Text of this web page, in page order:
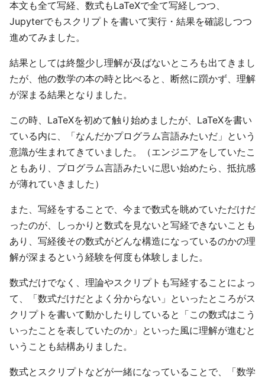
本文も全て写経、数式もLaTeXで全て写経しつつ、
Jupyterでもスクリプトを書いて実行・結果を確認しつつ
進めてみました。
結果としては終盤少し理解が及ばないところも出てきまし
たが、他の数学の本の時と比べると、断然に躓かず、理解
が深まる結果となりました。
この時、LaTeXを初めて触り始めましたが、LaTeXを書い
ている内に、「なんだかプログラム言語みたいだ」という
意識が生まれてきていました。（エンジニアをしていたこ
ともあり、プログラム言語みたいに思い始めたら、抵抗感
が薄れていきました）
また、写経をすることで、今まで数式を眺めていただけだ
ったのが、しっかりと数式を見ないと写経できないことも
あり、写経後その数式がどんな構造になっているのかの理
解が深まるという経験を何度も体験しました。
数式だけでなく、理論やスクリプトも写経することによっ
て、「数式だけだとよく分からない」といったところがス
クリプトを書いて動かしたりしていると「この数式はこう
いったことを表していたのか」といった風に理解が進むと
いうことも結構ありました。
数式とスクリプトなどが一緒になっていることで、「数学